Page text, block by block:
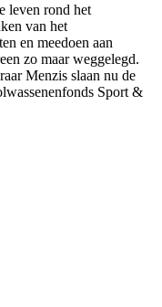
leven rond het
van het
en meedoen aan
zo maar weggelegd.
Menzis slaan nu de
Sport &